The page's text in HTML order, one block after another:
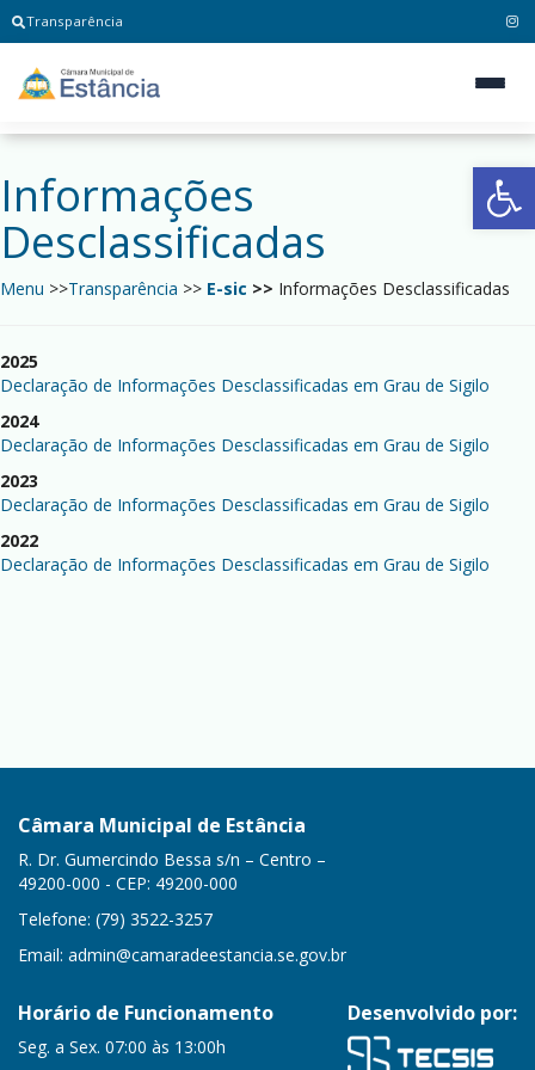
Transparência
Informações
Desclassificadas
Menu >>Transparência >> E-sic >> Informações Desclassificadas
2025
Declaração de Informações Desclassificadas em Grau de Sigilo
2024
Declaração de Informações Desclassificadas em Grau de Sigilo
2023
Declaração de Informações Desclassificadas em Grau de Sigilo
2022
Declaração de Informações Desclassificadas em Grau de Sigilo
Câmara Municipal de Estância
R. Dr. Gumercindo Bessa s/n – Centro –
49200-000 - CEP: 49200-000
Telefone: (79) 3522-3257
Email: admin@camaradeestancia.se.gov.br
Horário de Funcionamento
Seg. a Sex. 07:00 às 13:00h
Desenvolvido por: